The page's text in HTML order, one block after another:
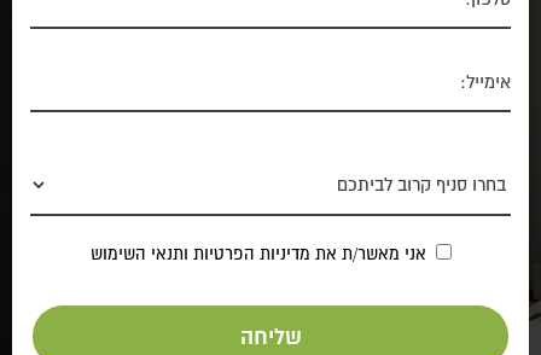
אני מאשר/ת את מדיניות הפרטיות ותנאי השימוש